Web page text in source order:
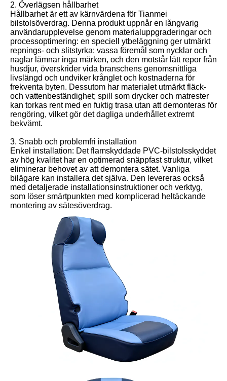
2. Överlägsen hållbarhet
Hållbarhet är ett av kärnvärdena för Tianmei
bilstolsöverdrag. Denna produkt uppnår en långvarig
användarupplevelse genom materialuppgraderingar och
processoptimering: en speciell ytbeläggning ger utmärkt
repnings- och slitstyrka; vassa föremål som nycklar och
naglar lämnar inga märken, och den motstår lätt repor från
husdjur, överskrider vida branschens genomsnittliga
livslängd och undviker krånglet och kostnaderna för
frekventa byten. Dessutom har materialet utmärkt fläck-
och vattenbeständighet; spill som drycker och matrester
kan torkas rent med en fuktig trasa utan att demonteras för
rengöring, vilket gör det dagliga underhållet extremt
bekvämt.
3. Snabb och problemfri installation
Enkel installation: Det flamskyddade PVC-bilstolsskyddet
av hög kvalitet har en optimerad snäppfast struktur, vilket
eliminerar behovet av att demontera sätet. Vanliga
bilägare kan installera det själva. Den levereras också
med detaljerade installationsinstruktioner och verktyg,
som löser smärtpunkten med komplicerad heltäckande
montering av sätesöverdrag.